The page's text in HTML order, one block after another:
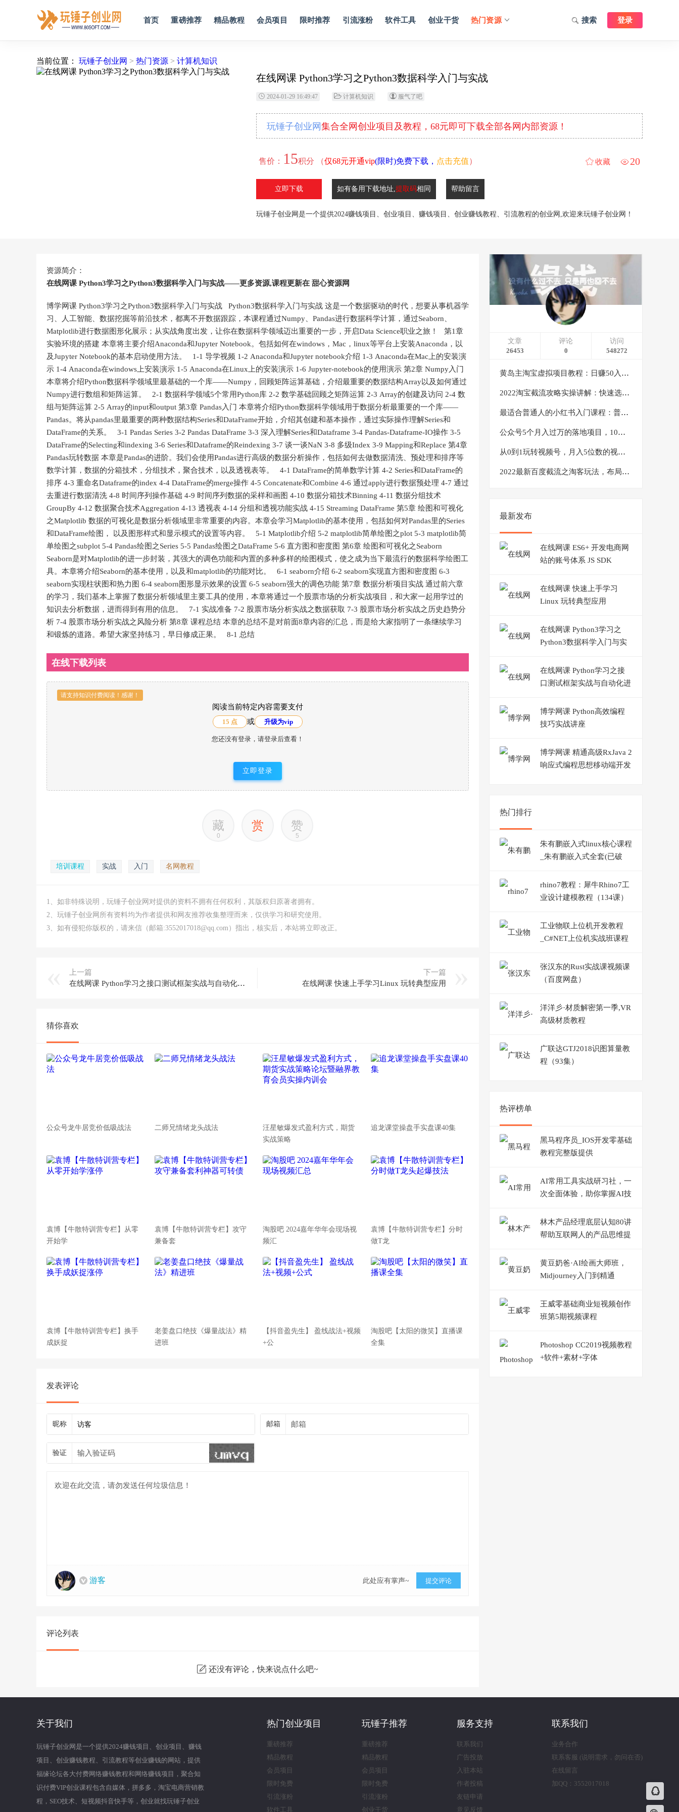
首页 重磅推荐 精品教程 会员项目 限时推荐 引流涨粉 软件工具 创业干货 热门资源 登录
搜索
当前位置： 玩锤子创业网 > 热门资源 > 计算机知识
在线网课 Python3学习之Python3数据科学入门与实战
2024-01-29 16:49:47 计算机知识 服气了吧
玩锤子创业网 集合全网创业项目及教程，68元即可下载全部各网内部资源！
售价： 15积分 （仅68元开通vip(限时)免费下载， 点击充值） 20
收藏
立即下载 如有备用下载地址,提取码相同 帮助留言
玩锤子创业网是一个提供2024赚钱项目、创业项目、赚钱项目、创业赚钱教程、引流教程的创业网,欢迎来玩锤子创业网！
资源简介：
在线网课 Python3学习之Python3数据科学入门与实战——更多资源,课程更新在 甜心资源网
博学网课 Python3学习之Python3数据科学入门与实战 Python3数据科学入门与实战 这是一个数据驱动的时代，想要从事机器学
习、人工智能、数据挖掘等前沿技术，都离不开数据跟踪，本课程通过Numpy、Pandas进行数据科学计算，通过Seaborn、
Matplotlib进行数据图形化展示；从实战角度出发，让你在数据科学领域迈出重要的一步，开启Data Science职业之旅！ 第1章
实验环境的搭建 本章将主要介绍Anaconda和Jupyter Notebook。包括如何在windows，Mac，linux等平台上安装Anaconda，以
及Jupyter Notebook的基本启动使用方法。 1-1 导学视频 1-2 Anaconda和Jupyter notebook介绍 1-3 Anaconda在Mac上的安装演
示 1-4 Anaconda在windows上安装演示 1-5 Anaconda在Linux上的安装演示 1-6 Jupyter-notebook的使用演示 第2章 Numpy入门
本章将介绍Python数据科学领域里最基础的一个库——Numpy，回顾矩阵运算基础，介绍最重要的数据结构Array以及如何通过
Numpy进行数组和矩阵运算。 2-1 数据科学领域5个常用Python库 2-2 数学基础回顾之矩阵运算 2-3 Array的创建及访问 2-4 数
组与矩阵运算 2-5 Array的input和output 第3章 Pandas入门 本章将介绍Python数据科学领域用于数据分析最重要的一个库——
Pandas。将从pandas里最重要的两种数据结构Series和DataFrame开始，介绍其创建和基本操作，通过实际操作理解Series和
DataFrame的关系。 3-1 Pandas Series 3-2 Pandas DataFrame 3-3 深入理解Series和Dataframe 3-4 Pandas-Dataframe-IO操作 3-5
DataFrame的Selecting和indexing 3-6 Series和Dataframe的Reindexing 3-7 谈一谈NaN 3-8 多级Index 3-9 Mapping和Replace 第4章
Pandas玩转数据 本章是Pandas的进阶。我们会使用Pandas进行高级的数据分析操作，包括如何去做数据清洗、预处理和排序等
数学计算，数据的分箱技术，分组技术，聚合技术，以及透视表等。 4-1 DataFrame的简单数学计算 4-2 Series和DataFrame的
排序 4-3 重命名Dataframe的index 4-4 DataFrame的merge操作 4-5 Concatenate和Combine 4-6 通过apply进行数据预处理 4-7 通过
去重进行数据清洗 4-8 时间序列操作基础 4-9 时间序列数据的采样和画图 4-10 数据分箱技术Binning 4-11 数据分组技术
GroupBy 4-12 数据聚合技术Aggregation 4-13 透视表 4-14 分组和透视功能实战 4-15 Streaming DataFrame 第5章 绘图和可视化
之Matplotlib 数据的可视化是数据分析领域里非常重要的内容。本章会学习Matplotlib的基本使用，包括如何对Pandas里的Series
和DataFrame绘图， 以及图形样式和显示模式的设置等内容。 5-1 Matplotlib介绍 5-2 matplotlib简单绘图之plot 5-3 matplotlib简
单绘图之subplot 5-4 Pandas绘图之Series 5-5 Pandas绘图之DataFrame 5-6 直方图和密度图 第6章 绘图和可视化之Seaborn
Seaborn是对Matplotlib的进一步封装，其强大的调色功能和内置的多种多样的绘图模式，使之成为当下最流行的数据科学绘图工
具。本章将介绍Seaborn的基本使用，以及和matplotlib的功能对比。 6-1 seaborn介绍 6-2 seaborn实现直方图和密度图 6-3
seaborn实现柱状图和热力图 6-4 seaborn图形显示效果的设置 6-5 seaborn强大的调色功能 第7章 数据分析项目实战 通过前六章
的学习，我们基本上掌握了数据分析领域里主要工具的使用，本章将通过一个股票市场的分析实战项目，和大家一起用学过的
知识去分析数据，进而得到有用的信息。 7-1 实战准备 7-2 股票市场分析实战之数据获取 7-3 股票市场分析实战之历史趋势分
析 7-4 股票市场分析实战之风险分析 第8章 课程总结 本章的总结不是对前面8章内容的汇总，而是给大家指明了一条继续学习
和锻炼的道路。希望大家坚持练习，早日修成正果。 8-1 总结
在线下载列表
请支持知识付费阅读！感谢！
阅读当前特定内容需要支付
15 点 或 升级为vip
您还没有登录，请登录后查看！
立即登录
藏
0
赏 赞
5
培训课程 实战 入门 名网教程
1、如非特殊说明，玩锤子创业网对提供的资料不拥有任何权利，其版权归原著者拥有。
2、玩锤子创业网所有资料均为作者提供和网友推荐收集整理而来，仅供学习和研究使用。
3、如有侵犯你版权的，请来信（邮箱:3552017018@qq.com）指出，核实后，本站将立即改正。
上一篇
在线网课 Python学习之接口测试框架实战与自动化进阶
下一篇
在线网课 快速上手学习Linux 玩转典型应用
猜你喜欢
公众号龙牛居竞价低吸战法 二师兄情绪龙头战法
汪星敏爆发式盈利方式，期货
实战策略
追龙课堂操盘手实盘课40集
袁博【牛散特训营专栏】从零
开始学
袁博【牛散特训营专栏】攻守
兼备套
淘股吧 2024嘉年华年会现场视
频汇
袁博【牛散特训营专栏】分时
做T龙
袁博【牛散特训营专栏】换手
成妖捉
老姜盘口绝技《爆量战法》精
进班
【抖音盈先生】 盈线战法+视频
+公
淘股吧【太阳的微笑】直播课
全集
发表评论
昵称 邮箱
验证
游客 此处应有掌声~ 提交评论
评论列表
还没有评论，快来说点什么吧~
文章
26453
评论
0
访问
548272
黄岛主淘宝虚拟项目教程：日赚50入门基础班（两节课附配套资料）
2022淘宝截流攻略实操讲解：快速选品+直接复制+快速起店
最适合普通人的小红书入门课程：普通人如何通过做小红书年入50万
公众号5个月入过万的落地项目，10大获客渠道，实测涨粉21万
从0到1玩转视频号，月入5位数的视频号搬运项目，定位+选品+制作+变现全流程
2022最新百度截流之淘客玩法，布局流量一单利润可达300+【视频课程】
最新发布
在线网课 ES6+ 开发电商网
站的账号体系 JS SDK
在线网课 快速上手学习
Linux 玩转典型应用
在线网课 Python3学习之
Python3数据科学入门与实
在线网课 Python学习之接
口测试框架实战与自动化进
博学网课 Python高效编程
技巧实战讲座
博学网课 精通高级RxJava 2
响应式编程思想移动端开发
热门排行
朱有鹏嵌入式linux核心课程
_朱有鹏嵌入式全套(已破
rhino7教程：犀牛Rhino7工
业设计建模教程（134课）
工业物联上位机开发教程
_C#NET上位机实战班课程
张汉东的Rust实战课视频课
（百度网盘）
洋洋彡·材质解密第一季,VR
高级材质教程
广联达GTJ2018识图算量教
程（93集）
热评榜单
黑马程序员_IOS开发零基础
教程完整版提供
AI常用工具实战研习社，一
次全面体验，助你掌握AI技
林木产品经理底层认知80讲
帮助互联网人的产品思维提
黄豆奶爸·AI绘画大师班，
Midjourney入门到精通
王威零基础商业短视频创作
班第5期视频课程
Photoshop CC2019视频教程
+软件+素材+字体
关于我们
玩锤子创业网是一个提供2024赚钱项目、创业项目、赚钱
项目、创业赚钱教程、引流教程等创业赚钱的网站，提供
福缘论坛各大付费网络赚钱教程和网络赚钱项目，聚合知
识付费VIP创业课程包含自媒体，拼多多，淘宝电商营销教
程，SEO技术、短视频抖音快手等，创业就找玩锤子创业
热门创业项目
重磅推荐
精品教程
会员项目
限时免费
引流涨粉
软件工具
玩锤子推荐
重磅推荐
精品教程
会员项目
限时免费
引流涨粉
创业干货
服务支持
联系我们
广告投放
入驻本站
作者投稿
友链申请
意见反馈
联系我们
业务合作
联系客服 (说明需求，勿问在否)
在线留言
加QQ：3552017018